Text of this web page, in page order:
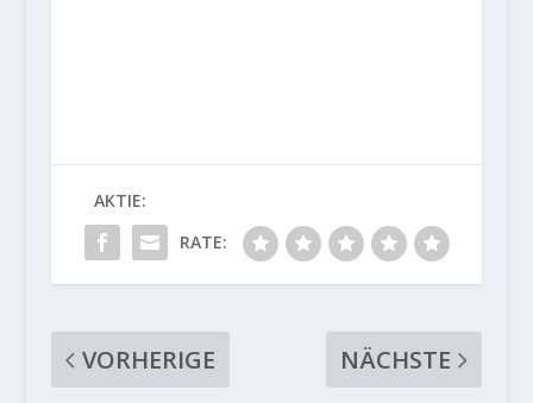
AKTIE:
RATE:
VORHERIGE
NÄCHSTE